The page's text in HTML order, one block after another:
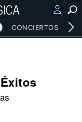
CONCIERTOS